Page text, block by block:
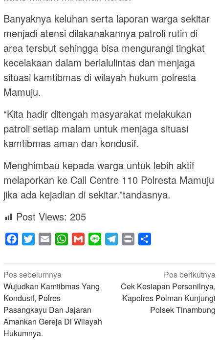
Banyaknya keluhan serta laporan warga sekitar
menjadi atensi dilakanakannya patroli rutin di
area tersbut sehingga bisa mengurangi tingkat
kecelakaan dalam berlalulintas dan menjaga
situasi kamtibmas di wilayah hukum polresta
Mamuju.
“Kita hadir ditengah masyarakat melakukan
patroli setiap malam untuk menjaga situasi
kamtibmas aman dan kondusif.
Menghimbau kepada warga untuk lebih aktif
melaporkan ke Call Centre 110 Polresta Mamuju
jika ada kejadian di sekitar.”tandasnya.
Post Views: 205
Facebook
Twitter Email WhatsApp
Gmail Line Telegram
Print
Navigasi
pos
Pos sebelumnya
Wujudkan Kamtibmas Yang
Kondusif, Polres
Pasangkayu Dan Jajaran
Amankan Gereja Di Wilayah
Hukumnya.
Pos berikutnya
Cek Kesiapan Personilnya,
Kapolres Polman Kunjungi
Polsek Tinambung